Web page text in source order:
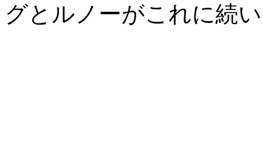
グとルノーがこれに続